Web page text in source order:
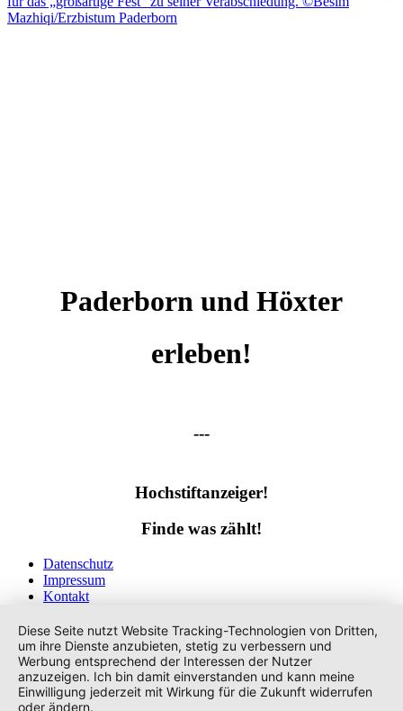
Paderborn und Höxter
erleben!
---
Hochstiftanzeiger!
Finde was zählt!
Datenschutz
Impressum
Kontakt
Diese Seite nutzt Website Tracking-Technologien von Dritten,
um ihre Dienste anzubieten, stetig zu verbessern und
Werbung entsprechend der Interessen der Nutzer
anzuzeigen. Ich bin damit einverstanden und kann meine
Einwilligung jederzeit mit Wirkung für die Zukunft widerrufen
oder ändern.